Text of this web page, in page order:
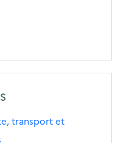
transport et